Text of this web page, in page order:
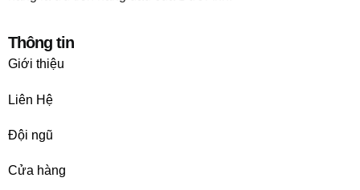
Thông tin
Giới thiệu
Liên Hệ
Đội ngũ
Cửa hàng